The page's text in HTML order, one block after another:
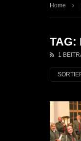
Home
TAG:
1